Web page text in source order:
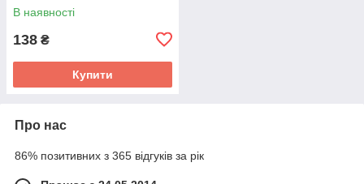
В наявності
138 ₴
Купити
Про нас
86% позитивних з 365 відгуків за рік